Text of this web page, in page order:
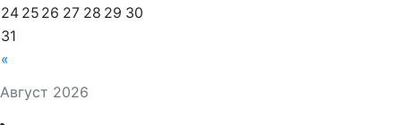
Август 2026
«
24 25 26 27 28 29 30
31